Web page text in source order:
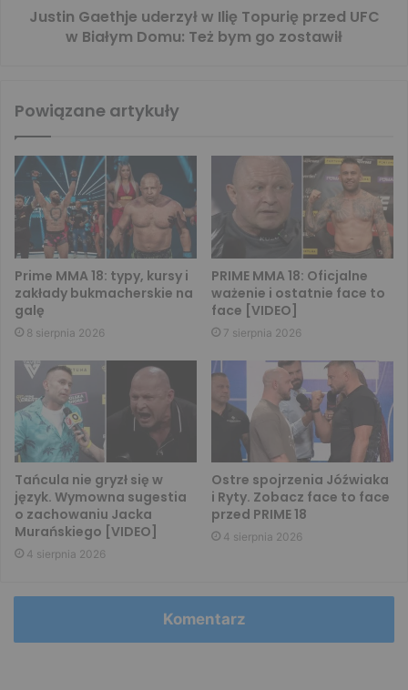
Justin Gaethje uderzył w Ilię Topurię przed UFC
w Białym Domu: Też bym go zostawił
Powiązane artykuły
Prime MMA 18: typy, kursy i
zakłady bukmacherskie na
galę
8 sierpnia 2026
PRIME MMA 18: Oficjalne
ważenie i ostatnie face to
face [VIDEO]
7 sierpnia 2026
Tańcula nie gryzł się w
język. Wymowna sugestia
o zachowaniu Jacka
Murańskiego [VIDEO]
4 sierpnia 2026
Ostre spojrzenia Jóźwiaka
i Ryty. Zobacz face to face
przed PRIME 18
4 sierpnia 2026
Komentarz